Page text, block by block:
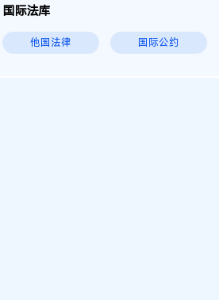
国际法库
他国法律 国际公约